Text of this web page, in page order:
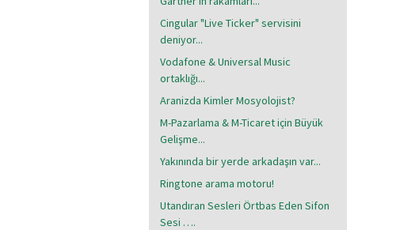
Cingular "Live Ticker" servisini
deniyor...
Vodafone & Universal Music
ortaklığı...
Aranizda Kimler Mosyolojist?
M-Pazarlama & M-Ticaret için Büyük
Gelişme...
Yakınında bir yerde arkadaşın var...
Ringtone arama motoru!
Utandıran Sesleri Örtbas Eden Sifon
Sesi ….